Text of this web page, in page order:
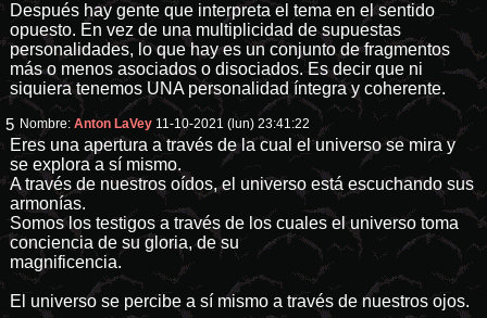
Después hay gente que interpreta el tema en el sentido
opuesto. En vez de una multiplicidad de supuestas
personalidades, lo que hay es un conjunto de fragmentos
más o menos asociados o disociados. Es decir que ni
siquiera tenemos UNA personalidad íntegra y coherente.
5 Nombre:Anton LaVey 11-10-2021 (lun) 23:41:22
Eres una apertura a través de la cual el universo se mira y
se explora a sí mismo.
A través de nuestros oídos, el universo está escuchando sus
armonías.
Somos los testigos a través de los cuales el universo toma
conciencia de su gloria, de su
magnificencia.
El universo se percibe a sí mismo a través de nuestros ojos.